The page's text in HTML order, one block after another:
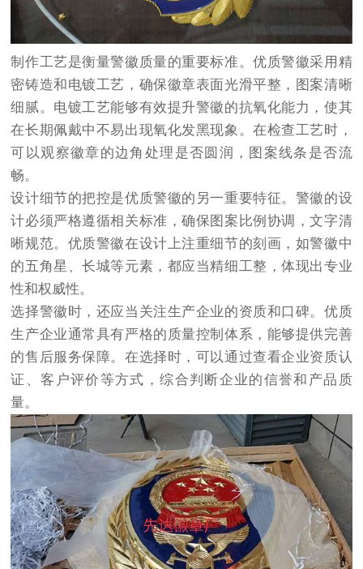
制作工艺是衡量警徽质量的重要标准。优质警徽采用精
密铸造和电镀工艺，确保徽章表面光滑平整，图案清晰
细腻。电镀工艺能够有效提升警徽的抗氧化能力，使其
在长期佩戴中不易出现氧化发黑现象。在检查工艺时，
可以观察徽章的边角处理是否圆润，图案线条是否流
畅。
设计细节的把控是优质警徽的另一重要特征。警徽的设
计必须严格遵循相关标准，确保图案比例协调，文字清
晰规范。优质警徽在设计上注重细节的刻画，如警徽中
的五角星、长城等元素，都应当精细工整，体现出专业
性和权威性。
选择警徽时，还应当关注生产企业的资质和口碑。优质
生产企业通常具有严格的质量控制体系，能够提供完善
的售后服务保障。在选择时，可以通过查看企业资质认
证、客户评价等方式，综合判断企业的信誉和产品质
量。